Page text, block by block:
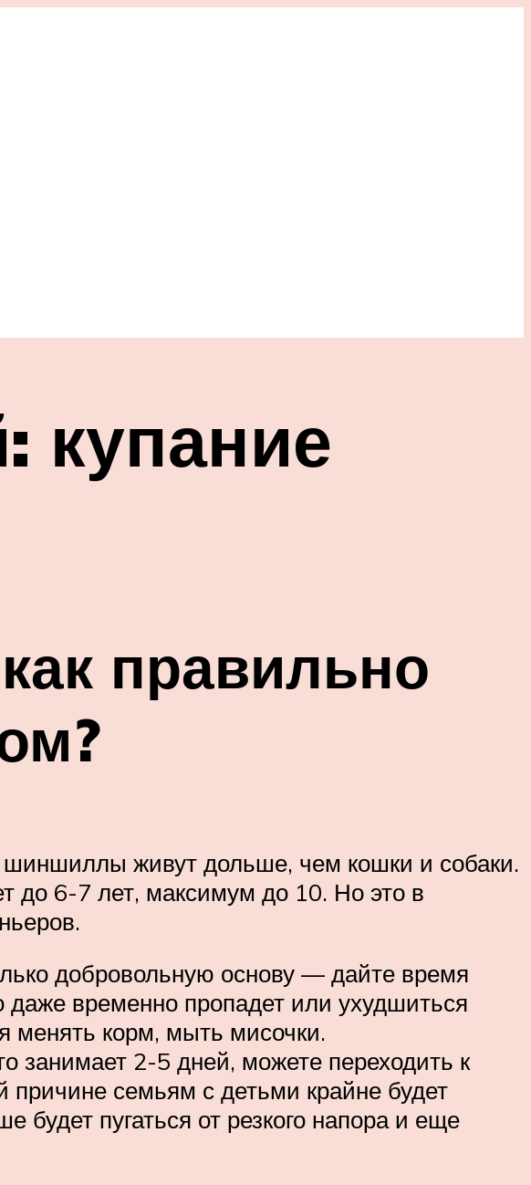
купание
правильно
живут дольше, чем кошки и собаки.
до 6-7 лет, максимум до 10. Но это в
добровольную основу — дайте время
даже временно пропадет или ухудшиться
менять корм, мыть мисочки.
занимает 2-5 дней, можете переходить к
причине семьям с детьми крайне будет
пугаться от резкого напора и еще